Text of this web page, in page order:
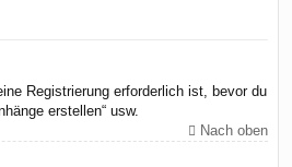
Registrierung erforderlich ist, bevor du
erstellen“ usw.
Nach oben